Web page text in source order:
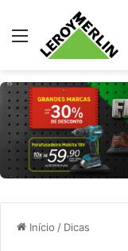
Menu
Início / Dicas